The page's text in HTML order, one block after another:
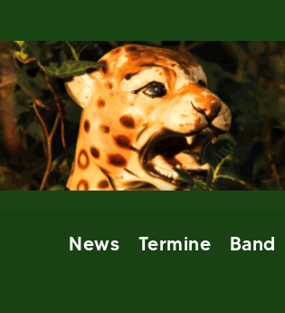
News Termine Band